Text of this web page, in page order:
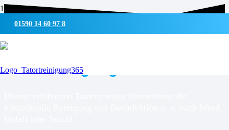
01590 14 60 97 8
UMWELTSCHONENDE REINIGUNG & DESINFEKTION
Tatortreinigung für